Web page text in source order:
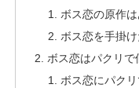
ボス恋の原作は
ボス恋を手掛
ボス恋はパクリで
ボス恋にパク